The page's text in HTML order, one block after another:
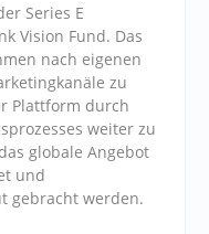
Series E
Vision Fund. Das
nach eigenen
zu
Plattform durch
weiter zu
globale Angebot
und
gebracht werden.